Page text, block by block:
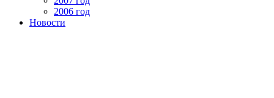
2006 год
Новости